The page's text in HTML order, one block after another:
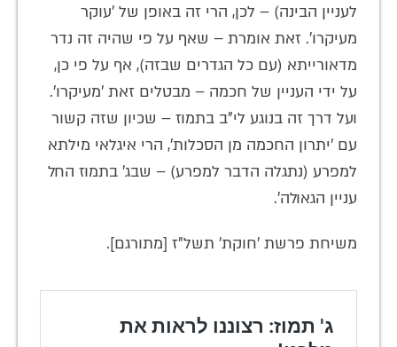
לעניין הבינה) – לכן, הרי זה באופן של 'עוקר
מעיקרו'. זאת אומרת – שאף על פי שהיה זה נדר
מדאורייתא (עם כל הגדרים שבזה), אף על פי כן,
על ידי העניין של חכמה – מבטלים זאת 'מעיקרו'.
ועל דרך זה בנוגע לי"ב בתמוז – שכיון שזה קשור
עם 'יתרון החכמה מן הסכלות', הרי איגלאי מילתא
למפרע (נתגלה הדבר למפרע) – שבג' בתמוז החל
עניין הגאולה'.
משיחת פרשת 'חוקת' תשל"ז [מתורגם].